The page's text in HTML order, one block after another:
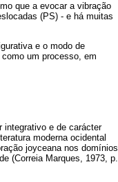
que a evocar a vibração
(PS) - e há muitas
e o modo de
um processo, em
integrativo e de carácter
moderna ocidental
joyceana nos domínios
(Correia Marques, 1973, p.